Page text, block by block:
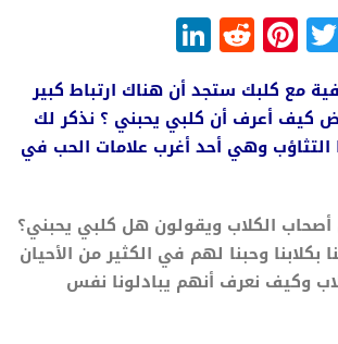
Twitter
Pinterest
Reddit
مع كلبك ستجد أن هناك ارتباط كبير
كيف أعرف أن كلبي يحبني ؟ نذكر لك
التثاؤب وهي أحد أغرب علامات الحب في
أصحاب الكلاب ويقولون هل كلبي يحبني؟
وحبنا لهم في الكثير من الأحيان
وكيف نعرف أنهم يبادلونا نفس